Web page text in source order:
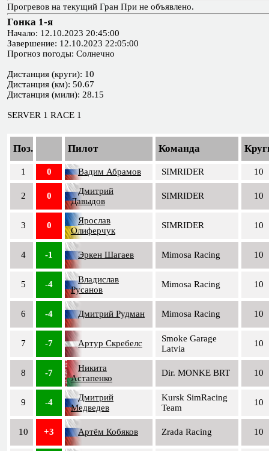
Прогревов на текущий Гран При не объявлено.
Гонка 1-я
Начало: 12.10.2023 20:45:00
Завершение: 12.10.2023 22:05:00
Прогноз погоды: Солнечно
Дистанция (круги): 10
Дистанция (км): 50.67
Дистанция (мили): 28.15
SERVER 1 RACE 1
Поз. Пилот Команда
1 0 Вадим Абрамов SIMRIDER 10
2 0
Дмитрий
Давыдов
SIMRIDER 10
3 0
Ярослав
Олиферчук
SIMRIDER 10
4 -1 Эркен Шагаев Mimosa Racing 10
5 -4
Владислав
Русанов
Mimosa Racing 10
6 -4 Дмитрий Рудман Mimosa Racing 10
7 -7 Артур Скребелс
Smoke Garage
Latvia
10
8 -7
Никита
Астапенко
Dir. MONKE BRT 10
9 -4
Дмитрий
Медведев
Kursk SimRacing
Team
10
10 +3 Артём Кобяков Zrada Racing 10